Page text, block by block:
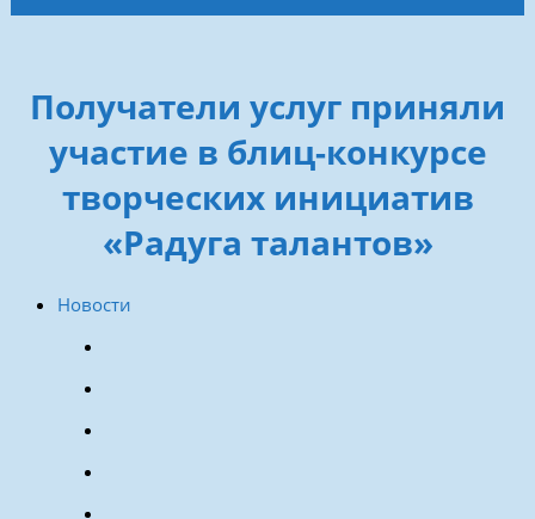
Получатели услуг приняли
участие в блиц-конкурсе
творческих инициатив
«Радуга талантов»
Новости